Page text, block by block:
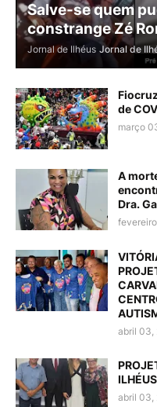
Salve-se quem
constrange Zé
Jornal de Ilhéus Jornal de
de
março
A
Dra.
abril 03,
abril 03,